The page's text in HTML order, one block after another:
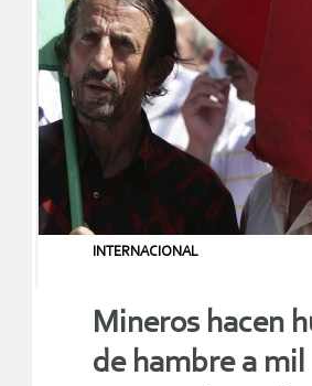
INTERNACIONAL
Mineros hacen
de hambre a mil